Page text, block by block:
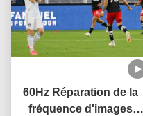
60Hz Réparation de la
fréquence d'images